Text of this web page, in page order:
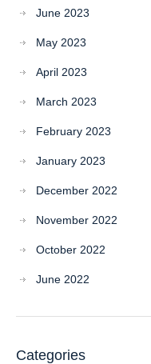
June 2023
May 2023
April 2023
March 2023
February 2023
January 2023
December 2022
November 2022
October 2022
June 2022
Categories